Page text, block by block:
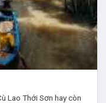
Lao Thới Sơn hay còn